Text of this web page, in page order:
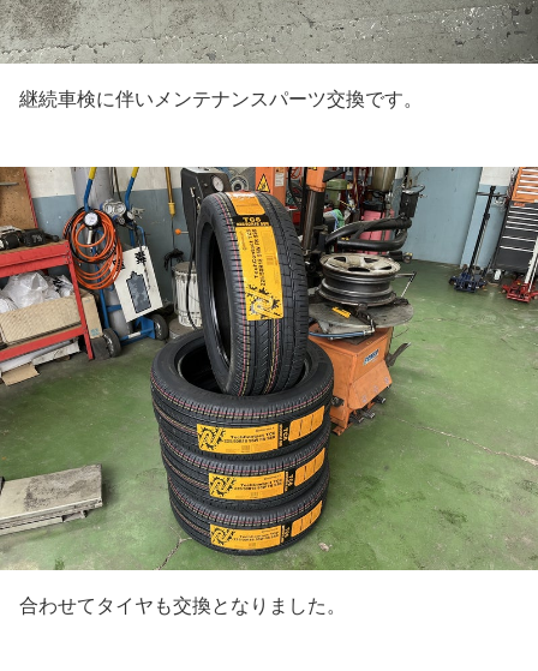
継続車検に伴いメンテナンスパーツ交換です。
合わせてタイヤも交換となりました。